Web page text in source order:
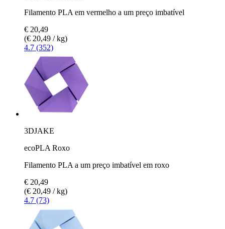
Filamento PLA em vermelho a um preço imbatível
€ 20,49
(€ 20,49 / kg)
4.7 (352)
3DJAKE
ecoPLA Roxo
Filamento PLA a um preço imbatível em roxo
€ 20,49
(€ 20,49 / kg)
4.7 (73)